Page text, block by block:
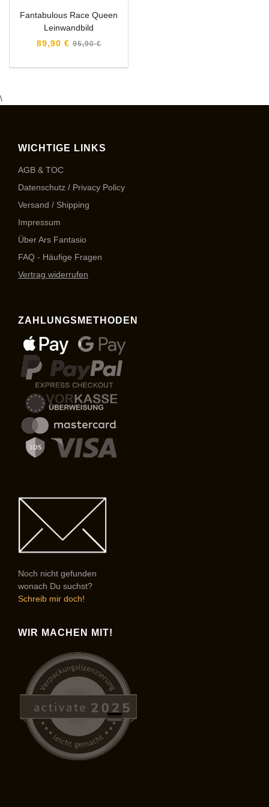
Fantabulous Race Queen
Leinwandbild
89,90 € Normaler
95,90 €
\
WICHTIGE LINKS
AGB & TOC
Datenschutz / Privacy Policy
Versand / Shipping
Impressum
Über Ars Fantasio
FAQ - Häufige Fragen
Vertrag widerrufen
ZAHLUNGSMETHODEN
Noch nicht gefunden
wonach Du suchst?
Schreib mir doch!
WIR MACHEN MIT!